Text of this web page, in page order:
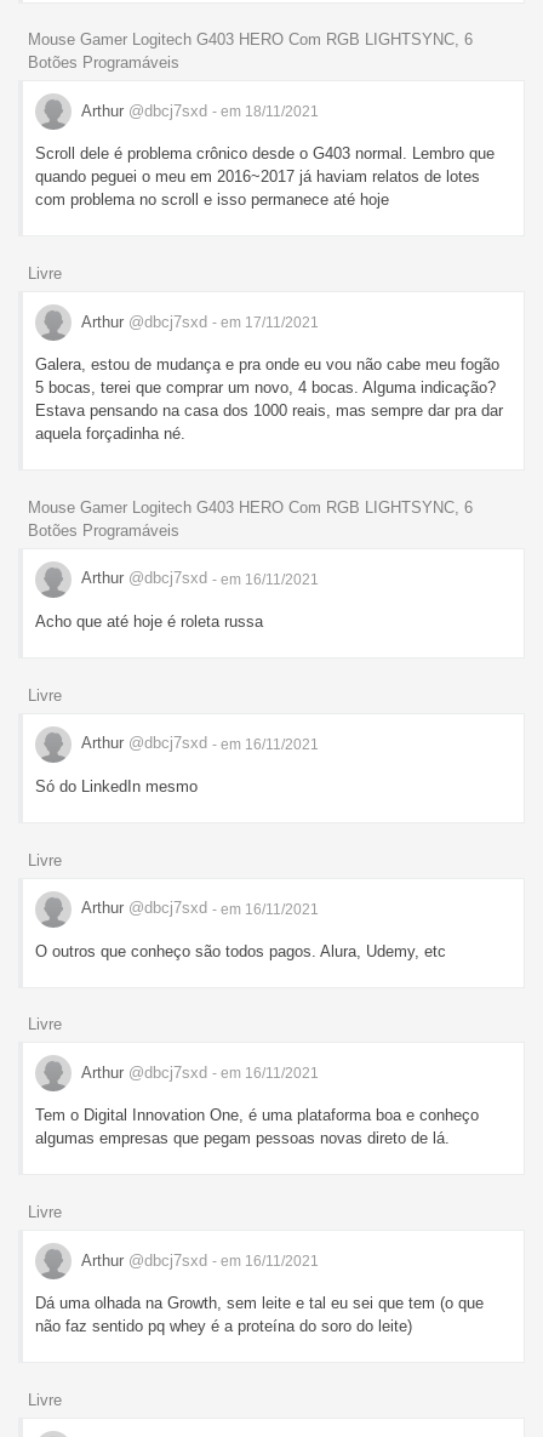
Mouse Gamer Logitech G403 HERO Com RGB LIGHTSYNC, 6
Botões Programáveis
Arthur @dbcj7sxd - em 18/11/2021
Scroll dele é problema crônico desde o G403 normal. Lembro que
quando peguei o meu em 2016~2017 já haviam relatos de lotes
com problema no scroll e isso permanece até hoje
Livre
Arthur @dbcj7sxd - em 17/11/2021
Galera, estou de mudança e pra onde eu vou não cabe meu fogão
5 bocas, terei que comprar um novo, 4 bocas. Alguma indicação?
Estava pensando na casa dos 1000 reais, mas sempre dar pra dar
aquela forçadinha né.
Mouse Gamer Logitech G403 HERO Com RGB LIGHTSYNC, 6
Botões Programáveis
Arthur @dbcj7sxd - em 16/11/2021
Acho que até hoje é roleta russa
Livre
Arthur @dbcj7sxd - em 16/11/2021
Só do LinkedIn mesmo
Livre
Arthur @dbcj7sxd - em 16/11/2021
O outros que conheço são todos pagos. Alura, Udemy, etc
Livre
Arthur @dbcj7sxd - em 16/11/2021
Tem o Digital Innovation One, é uma plataforma boa e conheço
algumas empresas que pegam pessoas novas direto de lá.
Livre
Arthur @dbcj7sxd - em 16/11/2021
Dá uma olhada na Growth, sem leite e tal eu sei que tem (o que
não faz sentido pq whey é a proteína do soro do leite)
Livre